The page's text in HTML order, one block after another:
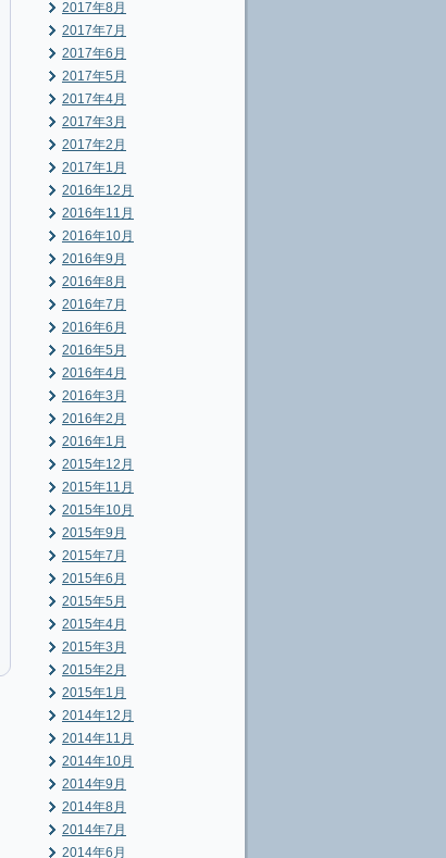
2017年8月
2017年7月
2017年6月
2017年5月
2017年4月
2017年3月
2017年2月
2017年1月
2016年12月
2016年11月
2016年10月
2016年9月
2016年8月
2016年7月
2016年6月
2016年5月
2016年4月
2016年3月
2016年2月
2016年1月
2015年12月
2015年11月
2015年10月
2015年9月
2015年7月
2015年6月
2015年5月
2015年4月
2015年3月
2015年2月
2015年1月
2014年12月
2014年11月
2014年10月
2014年9月
2014年8月
2014年7月
2014年6月